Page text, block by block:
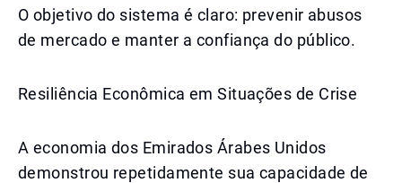
O objetivo do sistema é claro: prevenir abusos
de mercado e manter a confiança do público.
Resiliência Econômica em Situações de Crise
A economia dos Emirados Árabes Unidos
demonstrou repetidamente sua capacidade de